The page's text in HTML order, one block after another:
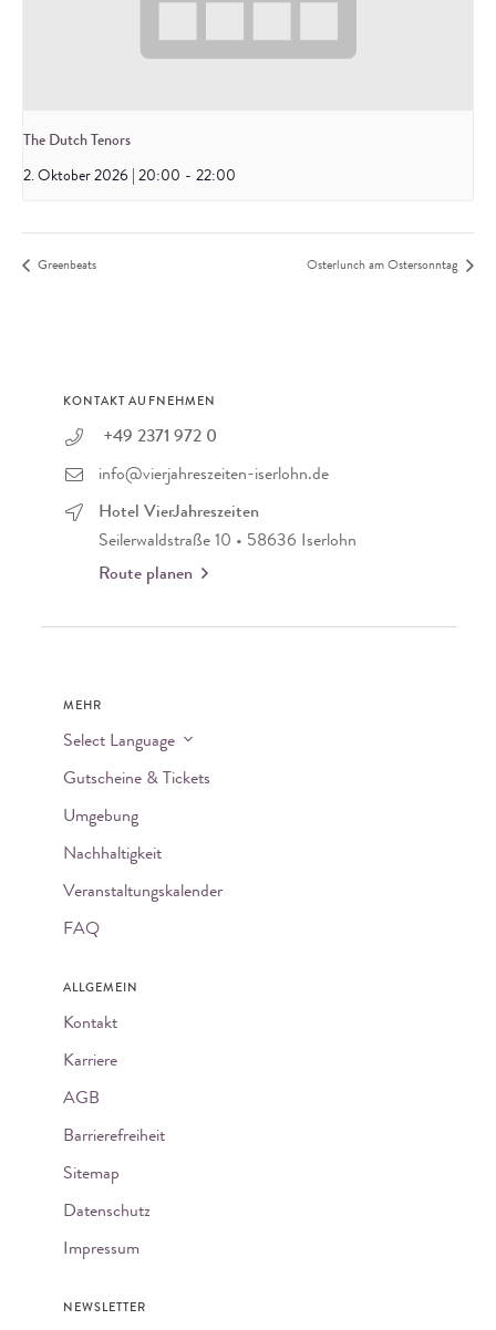
The Dutch Tenors
2. Oktober 2026 | 20:00 - 22:00
Greenbeats Osterlunch am Ostersonntag
KONTAKT AUFNEHMEN
+49 2371 972 0
info@vierjahreszeiten-iserlohn.de
Hotel VierJahreszeiten
Seilerwaldstraße 10 • 58636 Iserlohn
Route planen
MEHR
Select Language
Gutscheine & Tickets
Umgebung
Nachhaltigkeit
Veranstaltungskalender
FAQ
ALLGEMEIN
Kontakt
Karriere
AGB
Barrierefreiheit
Sitemap
Datenschutz
Impressum
NEWSLETTER